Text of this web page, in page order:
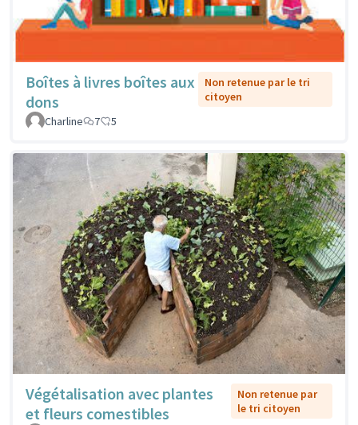
Boîtes à livres boîtes aux
dons
Non retenue par le tri
citoyen
Charline
7 5
Végétalisation avec plantes
et fleurs comestibles
Non retenue par
le tri citoyen